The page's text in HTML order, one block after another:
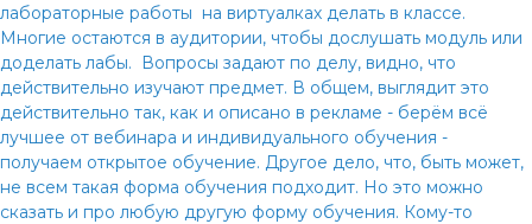
лабораторные работы на виртуалках делать в классе.
Многие остаются в аудитории, чтобы дослушать модуль или
доделать лабы. Вопросы задают по делу, видно, что
действительно изучают предмет. В общем, выглядит это
действительно так, как и описано в рекламе - берём всё
лучшее от вебинара и индивидуального обучения -
получаем открытое обучение. Другое дело, что, быть может,
не всем такая форма обучения подходит. Но это можно
сказать и про любую другую форму обучения. Кому-то